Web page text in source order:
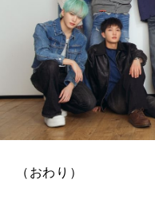
（おわり）